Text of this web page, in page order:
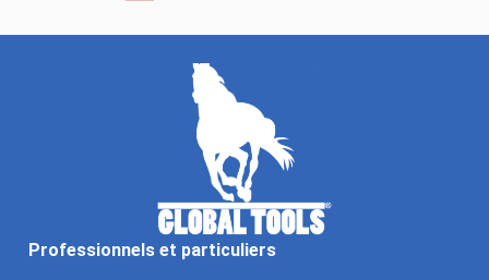
Professionnels et particuliers